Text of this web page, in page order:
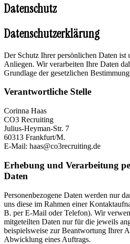
Datenschutz
Datenschutzerklärung
Der Schutz Ihrer persönlichen Daten ist
Anliegen. Wir verarbeiten Ihre Daten
Grundlage der gesetzlichen
Verantwortliche Stelle
Corinna Haas
CO3 Recruiting
Julius-Heyman-Str. 7
60313 Frankfurt/M.
E-Mail: haas@co3recruiting.de
Erhebung und Verarbeitung
Daten
Personenbezogene Daten werden nur
uns diese im Rahmen einer
B. per E-Mail oder Telefon). Wir
mitgeteilten Daten nur für die jeweils
beispielsweise zur Beantwortung Ihrer
Abwicklung eines Auftrags.